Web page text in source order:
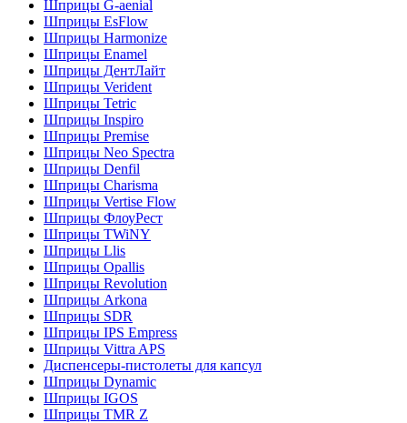
Шприцы G-aenial
Шприцы EsFlow
Шприцы Harmonize
Шприцы Enamel
Шприцы ДентЛайт
Шприцы Verident
Шприцы Tetric
Шприцы Inspiro
Шприцы Premise
Шприцы Neo Spectra
Шприцы Denfil
Шприцы Charisma
Шприцы Vertise Flow
Шприцы ФлоуРест
Шприцы TWiNY
Шприцы Llis
Шприцы Opallis
Шприцы Revolution
Шприцы Arkona
Шприцы SDR
Шприцы IPS Empress
Шприцы Vittra APS
Диспенсеры-пистолеты для капсул
Шприцы Dynamic
Шприцы IGOS
Шприцы TMR Z